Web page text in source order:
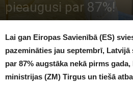
pieaugusi par 87%!
1758
Lai gan Eiropas Savienībā (ES)
pazemināties jau septembrī,
par 87% augstāka nekā pirms
ministrijas (ZM) Tirgus un tiešā